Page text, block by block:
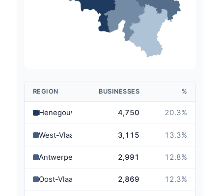
REGION BUSINESSES %
Henegouwen 4,750 20.3%
West-Vlaanderen 3,115 13.3%
Antwerpen 2,991 12.8%
Oost-Vlaanderen 2,869 12.3%